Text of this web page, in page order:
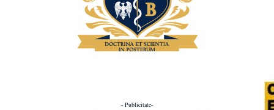
- Publicitate-